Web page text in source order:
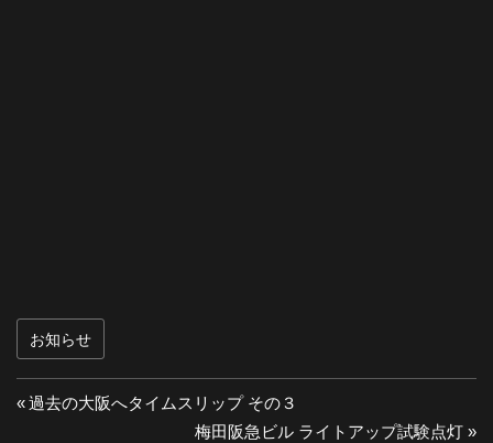
お知らせ
投
前
過去の大阪へタイムスリップ その３
次
梅田阪急ビル ライトアップ試験点灯